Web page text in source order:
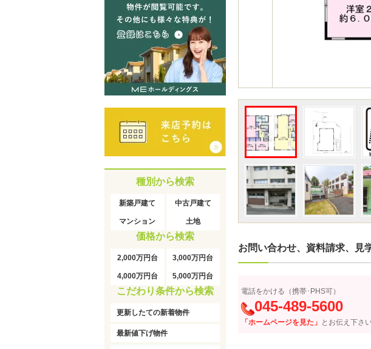
お問い合わせ、資料請求、見
電話をかける（携帯･PHS可）
045-489-5600
「ホームページを見た」 とお伝え下さ
種別から検索
新築戸建て 中古戸建て
マンション 土地
価格から検索
2,000万円台 3,000万円台
4,000万円台 5,000万円台
こだわり条件から検索
更新したての新着物件
最新値下げ物件